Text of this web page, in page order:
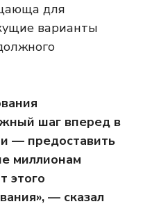
для
варианты
шаг вперед в
— предоставить
миллионам
этого
— сказал